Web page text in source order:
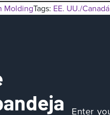
MoldingTags: EE. UU./Canadá